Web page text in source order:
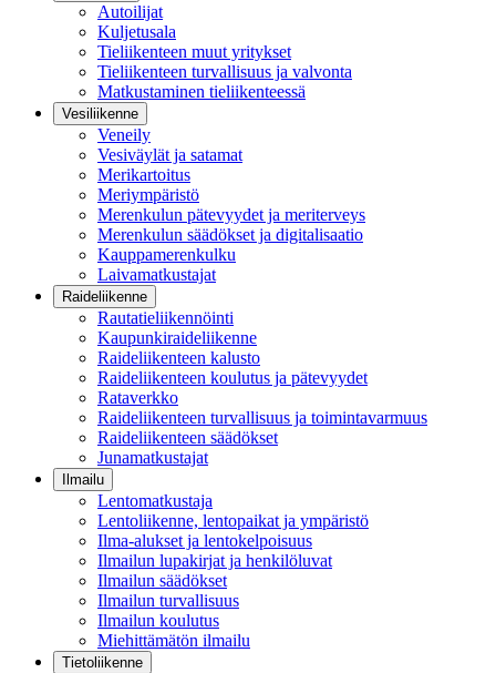
Autoilijat
Kuljetusala
Tieliikenteen muut yritykset
Tieliikenteen turvallisuus ja valvonta
Matkustaminen tieliikenteessä
Vesiliikenne
Veneily
Vesiväylät ja satamat
Merikartoitus
Meriympäristö
Merenkulun pätevyydet ja meriterveys
Merenkulun säädökset ja digitalisaatio
Kauppamerenkulku
Laivamatkustajat
Raideliikenne
Rautatieliikennöinti
Kaupunkiraideliikenne
Raideliikenteen kalusto
Raideliikenteen koulutus ja pätevyydet
Rataverkko
Raideliikenteen turvallisuus ja toimintavarmuus
Raideliikenteen säädökset
Junamatkustajat
Ilmailu
Lentomatkustaja
Lentoliikenne, lentopaikat ja ympäristö
Ilma-alukset ja lentokelpoisuus
Ilmailun lupakirjat ja henkilöluvat
Ilmailun säädökset
Ilmailun turvallisuus
Ilmailun koulutus
Miehittämätön ilmailu
Tietoliikenne